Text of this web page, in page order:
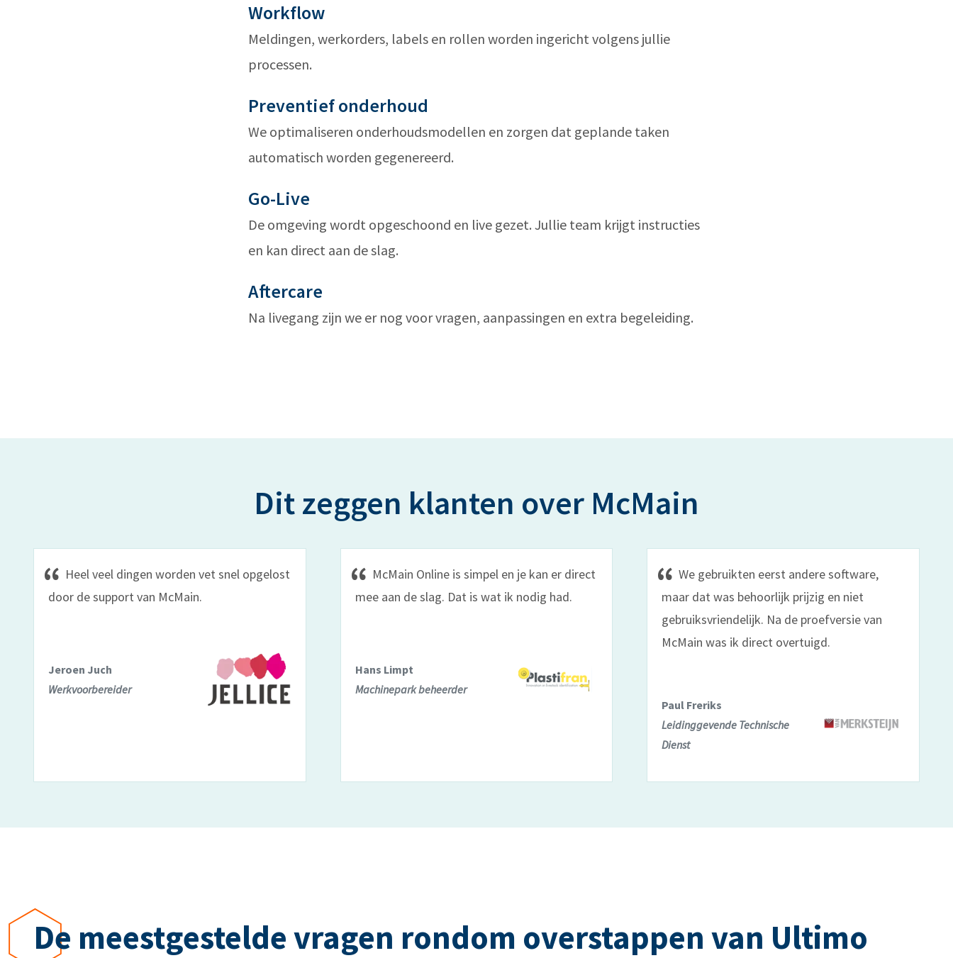
Workflow
Meldingen, werkorders, labels en rollen worden ingericht volgens jullie
processen.
Preventief onderhoud
We optimaliseren onderhoudsmodellen en zorgen dat geplande taken
automatisch worden gegenereerd.
Go-Live
De omgeving wordt opgeschoond en live gezet. Jullie team krijgt instructies
en kan direct aan de slag.
Aftercare
Na livegang zijn we er nog voor vragen, aanpassingen en extra begeleiding.
Dit zeggen klanten over McMain
Heel veel dingen worden vet snel opgelost
door de support van McMain.
Jeroen Juch
Werkvoorbereider
McMain Online is simpel en je kan er direct
mee aan de slag. Dat is wat ik nodig had.
Hans Limpt
Machinepark beheerder
We gebruikten eerst andere software,
maar dat was behoorlijk prijzig en niet
gebruiksvriendelijk. Na de proefversie van
McMain was ik direct overtuigd.
Paul Freriks
Leidinggevende Technische
Dienst
De meestgestelde vragen rondom overstappen van Ultimo